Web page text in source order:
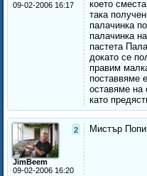
09-02-2006 16:17
което
така
палачинка
палачинка
пастета
докато се
правим
поставвяме
оставяме на
като
2
JimBeem
09-02-2006 16:20
Мистър